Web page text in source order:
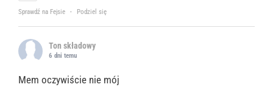
Sprawdź na Fejsie · Podziel się
Ton składowy
6 dni temu
Mem oczywiście nie mój